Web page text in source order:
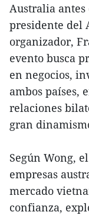
Australia
presidente del
organizador,
evento busca
en negocios,
ambos países,
relaciones
gran
Según Wong,
empresas
mercado
confianza,